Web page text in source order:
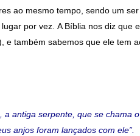
ao mesmo tempo, sendo um
por vez. A Bíblia nos diz que
também sabemos que ele tem
a antiga serpente, que se chama
anjos foram lançados com ele”.